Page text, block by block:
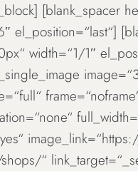
[blank_spacer
el_position=“last“]
width=“1/1″
“